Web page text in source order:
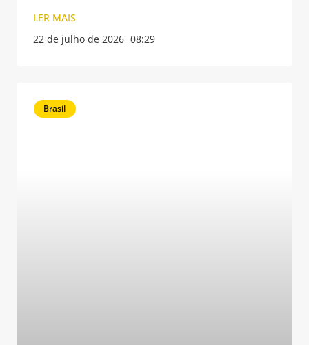
LER MAIS
22 de julho de 2026 08:29
Brasil